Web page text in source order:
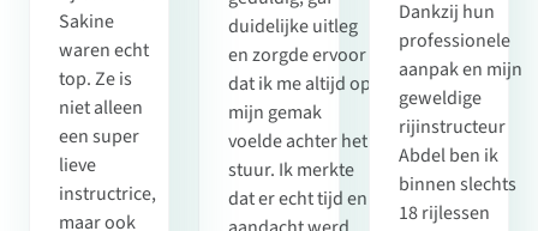
duidelijke uitleg
en zorgde ervoor
dat ik me altijd op
mijn gemak
voelde achter het
stuur. Ik merkte
dat er echt tijd en
Sakine
waren echt
top. Ze is
niet alleen
een super
lieve
instructrice,
maar ook
Dankzij hun
professionele
aanpak en mijn
geweldige
rijinstructeur
Abdel ben ik
binnen slechts
18 rijlessen